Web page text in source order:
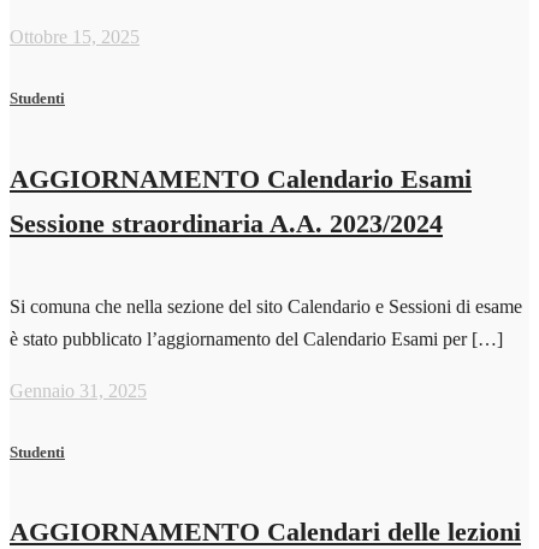
Ottobre 15, 2025
Studenti
AGGIORNAMENTO Calendario Esami
Sessione straordinaria A.A. 2023/2024
Si comuna che nella sezione del sito Calendario e Sessioni di esame
è stato pubblicato l’aggiornamento del Calendario Esami per […]
Gennaio 31, 2025
Studenti
AGGIORNAMENTO Calendari delle lezioni